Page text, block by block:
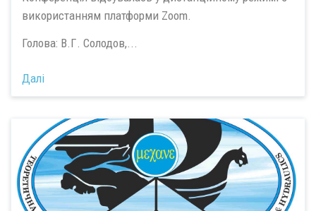
використанням платформи Zoom.
Голова: В.Г. Солодов,...
Далі